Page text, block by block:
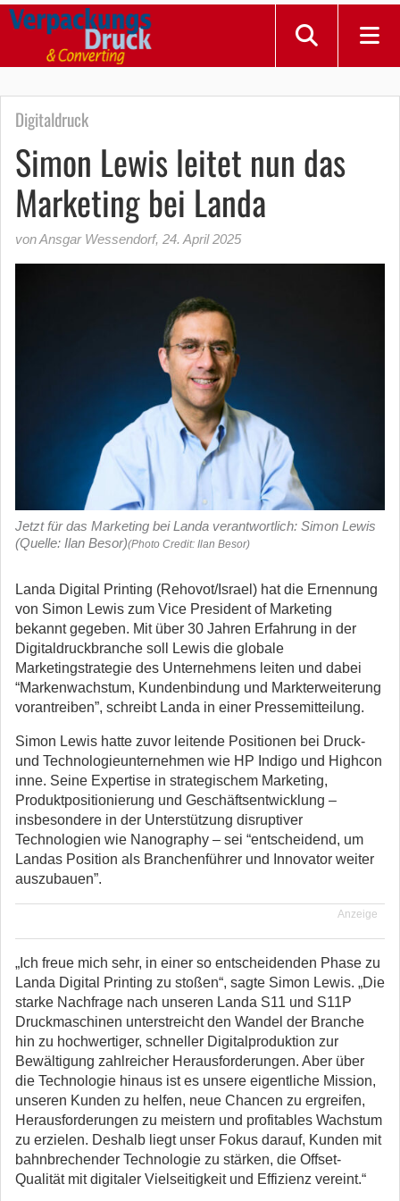
Digitaldruck
Simon Lewis leitet nun das
Marketing bei Landa
von Ansgar Wessendorf, 24. April 2025
Jetzt für das Marketing bei Landa verantwortlich: Simon Lewis
(Quelle: Ilan Besor)(Photo Credit: Ilan Besor)
Landa Digital Printing (Rehovot/Israel) hat die Ernennung
von Simon Lewis zum Vice President of Marketing
bekannt gegeben. Mit über 30 Jahren Erfahrung in der
Digitaldruckbranche soll Lewis die globale
Marketingstrategie des Unternehmens leiten und dabei
“Markenwachstum, Kundenbindung und Markterweiterung
vorantreiben”, schreibt Landa in einer Pressemitteilung.
Simon Lewis hatte zuvor leitende Positionen bei Druck-
und Technologieunternehmen wie HP Indigo und Highcon
inne. Seine Expertise in strategischem Marketing,
Produktpositionierung und Geschäftsentwicklung –
insbesondere in der Unterstützung disruptiver
Technologien wie Nanography – sei “entscheidend, um
Landas Position als Branchenführer und Innovator weiter
auszubauen”.
Anzeige
„Ich freue mich sehr, in einer so entscheidenden Phase zu
Landa Digital Printing zu stoßen“, sagte Simon Lewis. „Die
starke Nachfrage nach unseren Landa S11 und S11P
Druckmaschinen unterstreicht den Wandel der Branche
hin zu hochwertiger, schneller Digitalproduktion zur
Bewältigung zahlreicher Herausforderungen. Aber über
die Technologie hinaus ist es unsere eigentliche Mission,
unseren Kunden zu helfen, neue Chancen zu ergreifen,
Herausforderungen zu meistern und profitables Wachstum
zu erzielen. Deshalb liegt unser Fokus darauf, Kunden mit
bahnbrechender Technologie zu stärken, die Offset-
Qualität mit digitaler Vielseitigkeit und Effizienz vereint.“